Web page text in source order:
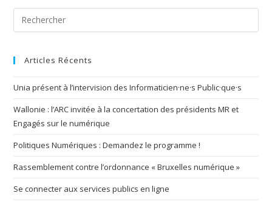
Articles Récents
Unia présent à l’intervision des Informaticien·ne·s Public·que·s
Wallonie : l’ARC invitée à la concertation des présidents MR et
Engagés sur le numérique
Politiques Numériques : Demandez le programme !
Rassemblement contre l’ordonnance « Bruxelles numérique »
Se connecter aux services publics en ligne